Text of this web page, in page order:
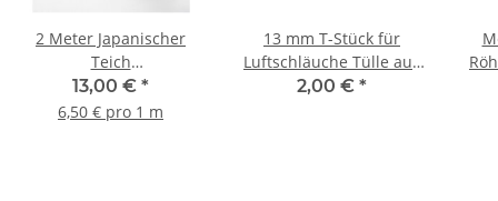
2 Meter Japanischer
Teich
Belüftungsschlauch Ø
25 x 4 mm
13,00 € *
6,50 € pro 1 m
13 mm T-Stück für
Luftschläuche Tülle aus
PP
2,00 € *